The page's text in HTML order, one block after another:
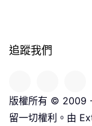
追蹤我們
版權所有 © 2009
留一切權利。由